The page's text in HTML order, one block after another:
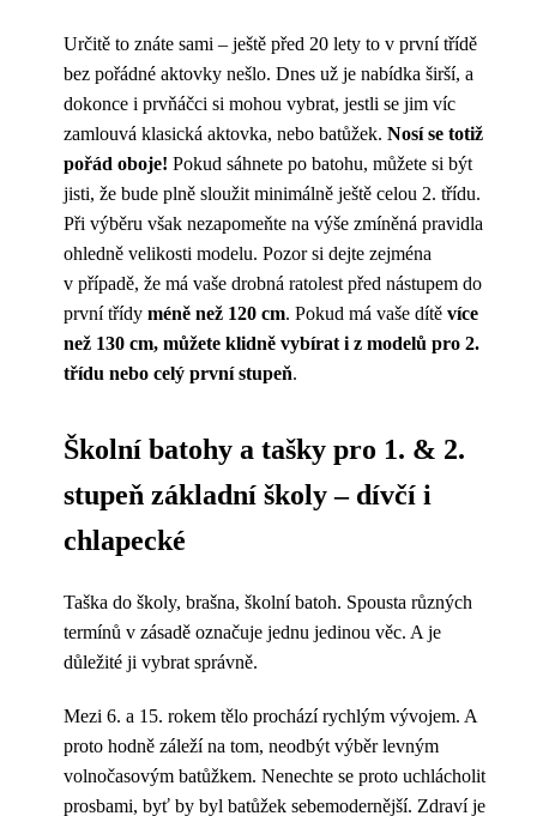
Určitě to znáte sami – ještě před 20 lety to v první třídě
bez pořádné aktovky nešlo. Dnes už je nabídka širší, a
dokonce i prvňáčci si mohou vybrat, jestli se jim víc
zamlouvá klasická aktovka, nebo batůžek. Nosí se totiž
pořád oboje! Pokud sáhnete po batohu, můžete si být
jisti, že bude plně sloužit minimálně ještě celou 2. třídu.
Při výběru však nezapomeňte na výše zmíněná pravidla
ohledně velikosti modelu. Pozor si dejte zejména
v případě, že má vaše drobná ratolest před nástupem do
první třídy méně než 120 cm. Pokud má vaše dítě více
než 130 cm, můžete klidně vybírat i z modelů pro 2.
třídu nebo celý první stupeň.
Školní batohy a tašky pro 1. & 2.
stupeň základní školy – dívčí i
chlapecké
Taška do školy, brašna, školní batoh. Spousta různých
termínů v zásadě označuje jednu jedinou věc. A je
důležité ji vybrat správně.
Mezi 6. a 15. rokem tělo prochází rychlým vývojem. A
proto hodně záleží na tom, neodbýt výběr levným
volnočasovým batůžkem. Nenechte se proto uchlácholit
prosbami, byť by byl batůžek sebemodernější. Zdraví je